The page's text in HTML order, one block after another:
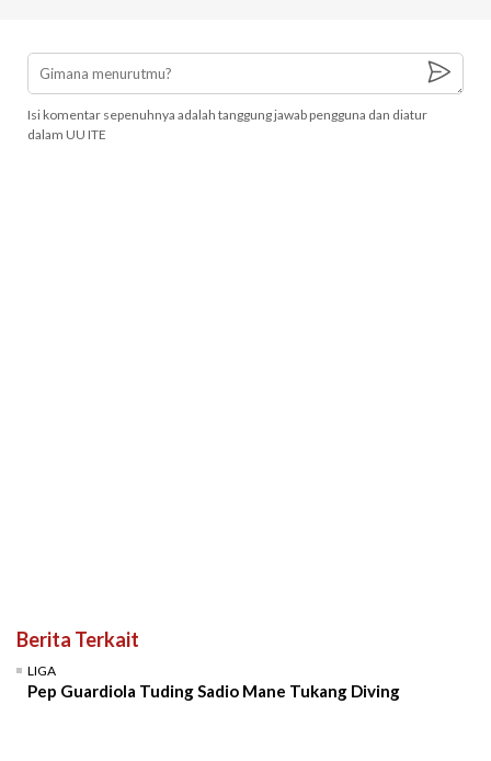
Isi komentar sepenuhnya adalah tanggung jawab pengguna dan diatur
dalam UU ITE
Berita Terkait
LIGA
Pep Guardiola Tuding Sadio Mane Tukang Diving